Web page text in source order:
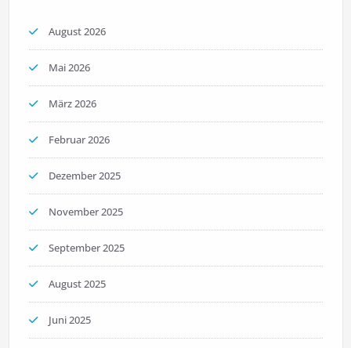
August 2026
Mai 2026
März 2026
Februar 2026
Dezember 2025
November 2025
September 2025
August 2025
Juni 2025